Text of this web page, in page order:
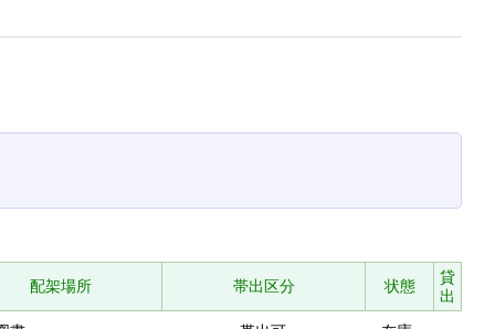
配架場所 帯出区分 状態
貸
出